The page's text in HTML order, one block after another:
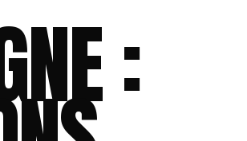
: